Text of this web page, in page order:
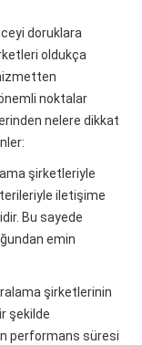
doruklara
oldukça
noktalar
nelere dikkat
şirketleriyle
iletişime
Bu sayede
emin
şirketlerinin
şekilde
performans süresi